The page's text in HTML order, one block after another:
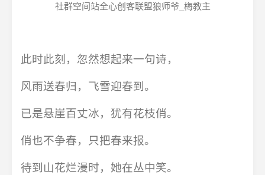
社群空间站全心创客联盟狼师爷_梅教主
此时此刻，忽然想起来一句诗，
风雨送春归，飞雪迎春到。
已是悬崖百丈冰，犹有花枝俏。
俏也不争春，只把春来报。
待到山花烂漫时，她在丛中笑。